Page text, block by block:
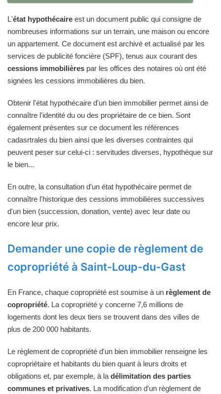
L'état hypothécaire est un document public qui consigne de
nombreuses informations sur un terrain, une maison ou encore
un appartement. Ce document est archivé et actualisé par les
services de publicité foncière (SPF), tenus aux courant des
cessions immobilières par les offices des notaires où ont été
signées les cessions immobilières du bien.
Obtenir l'état hypothécaire d'un bien immobilier permet ainsi de
connaître l'identité du ou des propriétaire de ce bien. Sont
également présentes sur ce document les références
cadasrtrales du bien ainsi que les diverses contraintes qui
peuvent peser sur celui-ci : servitudes diverses, hypothèque sur
le bien...
En outre, la consultation d'un état hypothécaire permet de
connaître l'historique des cessions immobilières successives
d'un bien (succession, donation, vente) avec leur date ou
encore leur prix.
Demander une copie de règlement de
copropriété à Saint-Loup-du-Gast
En France, chaque copropriété est soumise à un règlement de
copropriété. La copropriété y concerne 7,6 millions de
logements dont les deux tiers se trouvent dans des villes de
plus de 200 000 habitants.
Le règlement de copropriété d'un bien immobilier renseigne les
copropriétaire et habitants du bien quant à leurs droits et
obligations et, par exemple, à la délimitation des parties
communes et privatives. La modification d'un règlement de